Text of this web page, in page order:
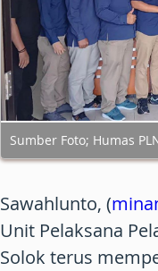
Sumber Foto; Humas
Sawahlunto, (
Unit Pelaksana
Solok terus